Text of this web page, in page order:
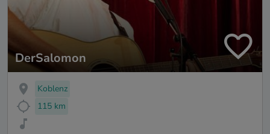
DerSalomon
Koblenz
115 km